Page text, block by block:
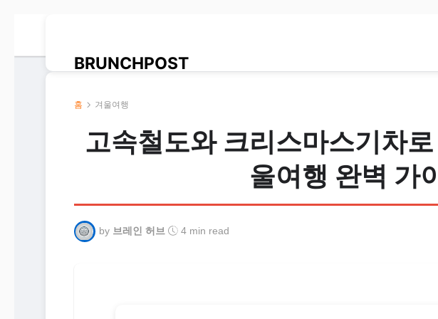
BRUNCHPOST
홈 겨울여행
고속철도와 크리스마스기차
울여행 완벽 가
by 브레인 허브 4 min read